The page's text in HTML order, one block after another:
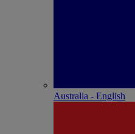
Australia - English